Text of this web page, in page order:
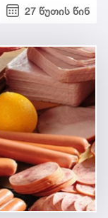
27 წუთის წინ